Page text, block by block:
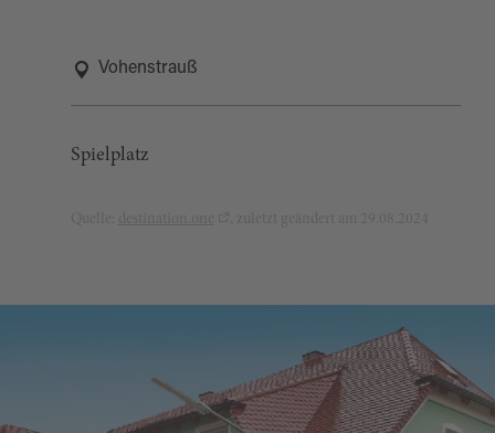
Vohenstrauß
Spielplatz